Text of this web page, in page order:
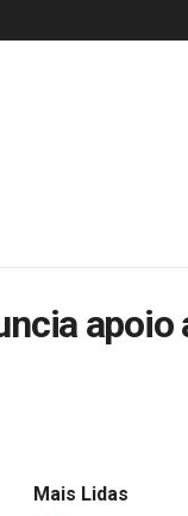
apoio
Mais Lidas